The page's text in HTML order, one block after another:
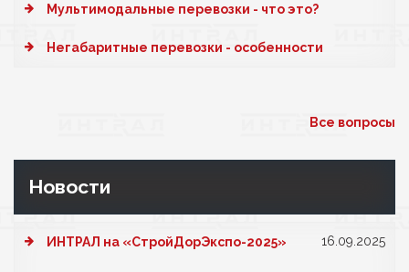
Мультимодальные перевозки - что это?
Негабаритные перевозки - особенности
Все вопросы
Новости
ИНТРАЛ на «СтройДорЭкспо-2025» 16.09.2025